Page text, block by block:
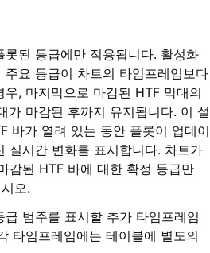
된 등급에만 적용됩니다. 활성화
요 등급이 차트의 타임프레임보다
, 마지막으로 마감된 HTF 막대의
가 마감된 후까지 유지됩니다. 이 설
바가 열려 있는 동안 플롯이 업데이
실시간 변화를 표시합니다. 차트가
감된 HTF 바에 대한 확정 등급만
오.
범주를 표시할 추가 타임프레임
타임프레임에는 테이블에 별도의